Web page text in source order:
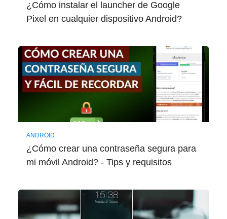
¿Cómo instalar el launcher de Google
Pixel en cualquier dispositivo Android?
ANDROID
¿Cómo crear una contraseña segura para
mi móvil Android? - Tips y requisitos